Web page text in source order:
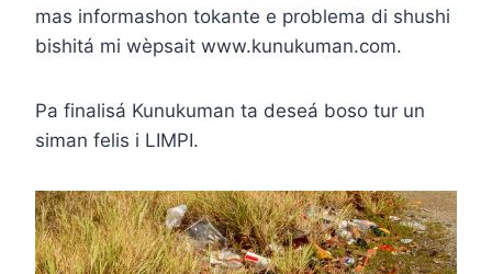
mas informashon tokante e problema di shushi
bishitá mi wèpsait www.kunukuman.com.
Pa finalisá Kunukuman ta deseá boso tur un
siman felis i LIMPI.